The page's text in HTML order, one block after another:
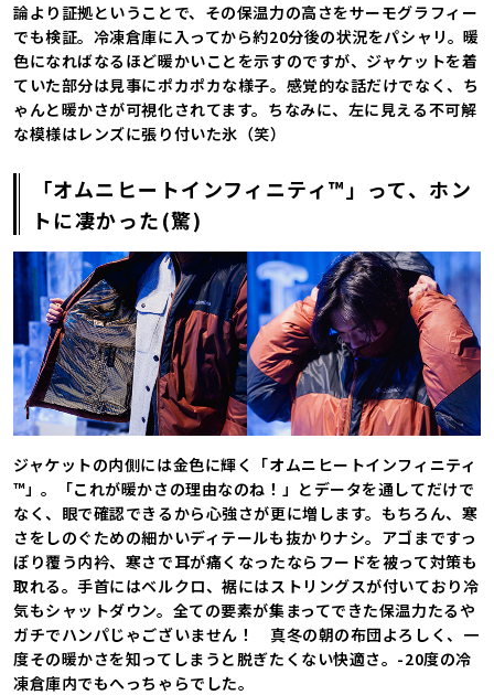
論より証拠ということで、その保温力の高さをサーモグラフィー
でも検証。冷凍倉庫に入ってから約20分後の状況をパシャリ。暖
色になればなるほど暖かいことを示すのですが、ジャケットを着
ていた部分は見事にポカポカな様子。感覚的な話だけでなく、ち
ゃんと暖かさが可視化されてます。ちなみに、左に見える不可解
な模様はレンズに張り付いた氷（笑）
「オムニヒートインフィニティ™」って、ホン
トに凄かった(驚)
ジャケットの内側には金色に輝く「オムニヒートインフィニティ
™」。「これが暖かさの理由なのね！」とデータを通してだけで
なく、眼で確認できるから心強さが更に増します。もちろん、寒
さをしのぐための細かいディテールも抜かりナシ。アゴまですっ
ぽり覆う内衿、寒さで耳が痛くなったならフードを被って対策も
取れる。手首にはベルクロ、裾にはストリングスが付いており冷
気もシャットダウン。全ての要素が集まってできた保温力たるや
ガチでハンパじゃございません！ 真冬の朝の布団よろしく、一
度その暖かさを知ってしまうと脱ぎたくない快適さ。-20度の冷
凍倉庫内でもへっちゃらでした。